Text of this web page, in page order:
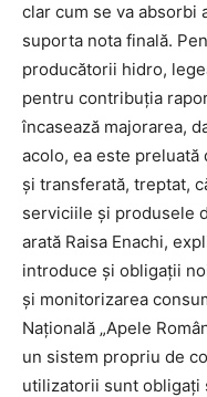
clar cum se va absorbi
suporta nota finală.
producătorii hidro,
pentru contribuția
încasează majorarea,
acolo, ea este
și transferată, treptat,
serviciile și produsele
arată Raisa Enachi,
introduce și obligații
și monitorizarea
Națională „Apele
un sistem propriu de
utilizatorii sunt obligați